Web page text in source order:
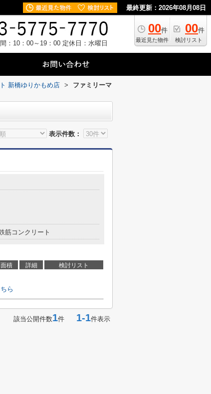
最終更新：2026年08月08日
00件
最近見た物件
00件
検討リスト
：10：00～19：00 定休日：水曜日
新橋ゆりかもめ店 >
ファミリーマ
表示件数：
筋コンクリート
面積 詳細 検討リスト
ら
該当公開件数1件 1-1件表示